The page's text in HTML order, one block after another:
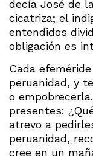
decía José de
cicatriza; el
entendidos
obligación es
Cada
peruanidad, y
o
presentes:
atrevo a
peruanidad,
cree en un